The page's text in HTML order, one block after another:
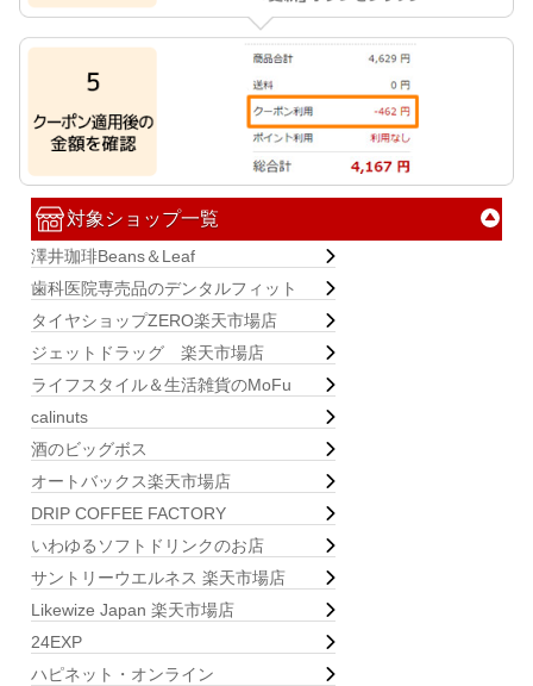
対象ショップ一覧
澤井珈琲Beans＆Leaf
歯科医院専売品のデンタルフィット
タイヤショップZERO楽天市場店
ジェットドラッグ 楽天市場店
ライフスタイル＆生活雑貨のMoFu
calinuts
酒のビッグボス
オートバックス楽天市場店
DRIP COFFEE FACTORY
いわゆるソフトドリンクのお店
サントリーウエルネス 楽天市場店
Likewize Japan 楽天市場店
24EXP
ハピネット・オンライン